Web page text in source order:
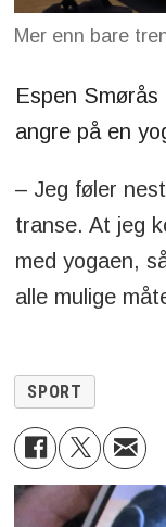
Mer enn bare
Espen
angre på en
– Jeg føler
transe. At jeg
med yogaen,
alle mulige
SPORT